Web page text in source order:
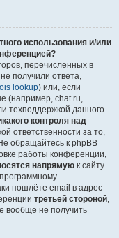
использования и/или
перечисленных в
получили ответа,
lookup) или, если
(например, chat.ru,
техподдержкой данного
контроля над
ответственности за то,
обращайтесь к phpBB
работы конференции,
напрямую к сайту
пошлёте email в адрес
третьей стороной,
вообще не получить